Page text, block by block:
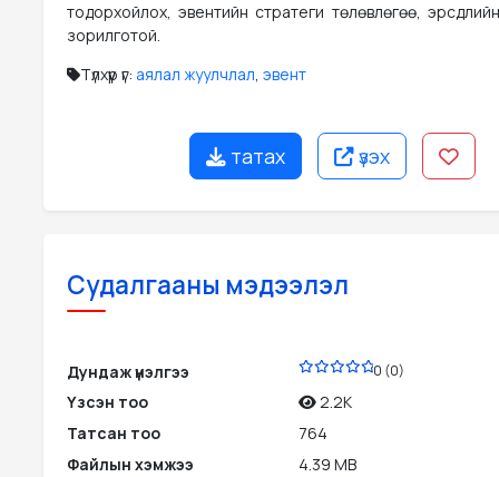
тодорхойлох, эвентийн стратеги төлөвлөгөө, эрсдлийн
зорилготой.
Түлхүүр үг: аялал жуулчлал, эвент
татах үзэх
Судалгааны мэдээлэл
Дундаж үнэлгээ 0 (0)
Үзсэн тоо
2.2K
Татсан тоо
764
Файлын хэмжээ
4.39 MB